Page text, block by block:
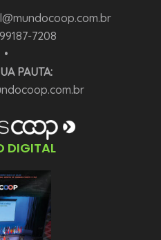
7208
•
PAUTA:
DIGITAL